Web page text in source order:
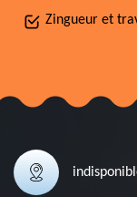
Zingueur et